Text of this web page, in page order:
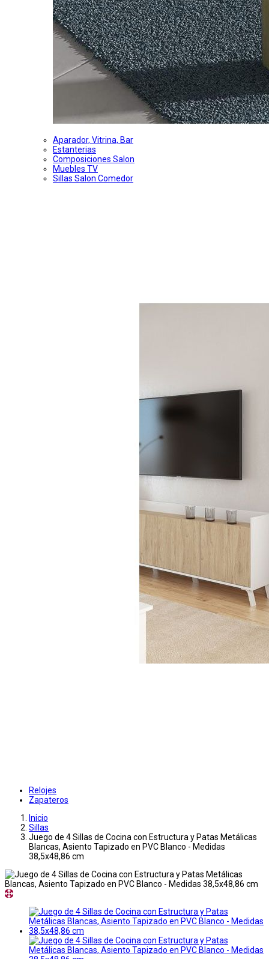
Aparador, Vitrina, Bar
Estanterias
Composiciones Salon
Muebles TV
Sillas Salon Comedor
Relojes
Zapateros
Inicio
Sillas
Juego de 4 Sillas de Cocina con Estructura y Patas Metálicas
Blancas, Asiento Tapizado en PVC Blanco - Medidas
38,5x48,86 cm